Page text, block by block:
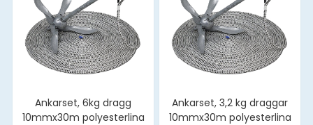
Ankarset, 6kg dragg
10mmx30m polyesterlina
Ankarset, 3,2 kg draggar
10mmx30m polyesterlina